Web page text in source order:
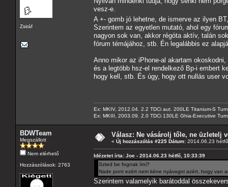
Zsiráf
vesz-e.
A +- gomb jó lehetne, de ismerve az ilyen
Szerintem az egyetlen mutató, ahol egy
nagyon sok van, akkor régóta aktív, talán
fórum témájához, stb. Én legalábbis ez
Anno mikor az iPhone-al akartam
és a legtöbb hsz-el rendelkező Bp-i embert
hogy kell, stb. És úgy, hogy ott nullás user
Ex: MKIV, 2012.04. 2.2 TDCi aut. 200LE Titanium-S
Ex: MKIII, 2003.09. 2.0 TDCi 130LE Ghia-Executive
BDWTeam
Megszállott
Nem elérhető
Hozzászólások: 2763
Válasz: Ne vásárolj tőle, ne üzletelj
« Új hozzászólás #225 Dátum: 2014.06.23
Idézetet írta: Joe - 2014.06.23 hétfő, 10:33:39
Szted be fognak írni?
Nade pont ezért nem kéne nyávogni azért, hogy van
Szerintem valamelyik barátoddal